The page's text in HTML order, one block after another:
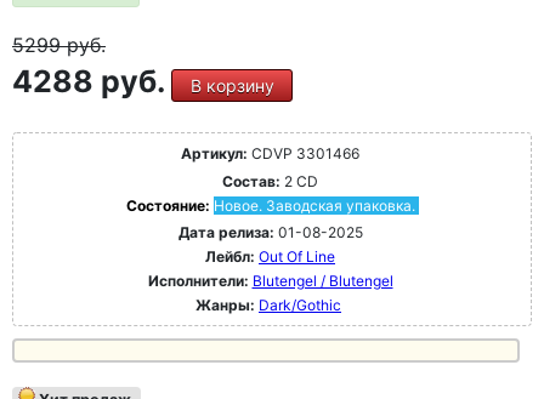
5299руб.
4288 руб. В корзину
Артикул: CDVP 3301466
Состав: 2 CD
Состояние: Новое. Заводская упаковка.
Дата релиза: 01-08-2025
Лейбл: Out Of Line
Исполнители: Blutengel / Blutengel
Жанры: Dark/Gothic